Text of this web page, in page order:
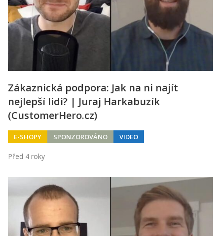
Zákaznická podpora: Jak na ni najít
nejlepší lidi? | Juraj Harkabuzík
(CustomerHero.cz)
E-SHOPY SPONZOROVÁNO VIDEO
Před 4 roky